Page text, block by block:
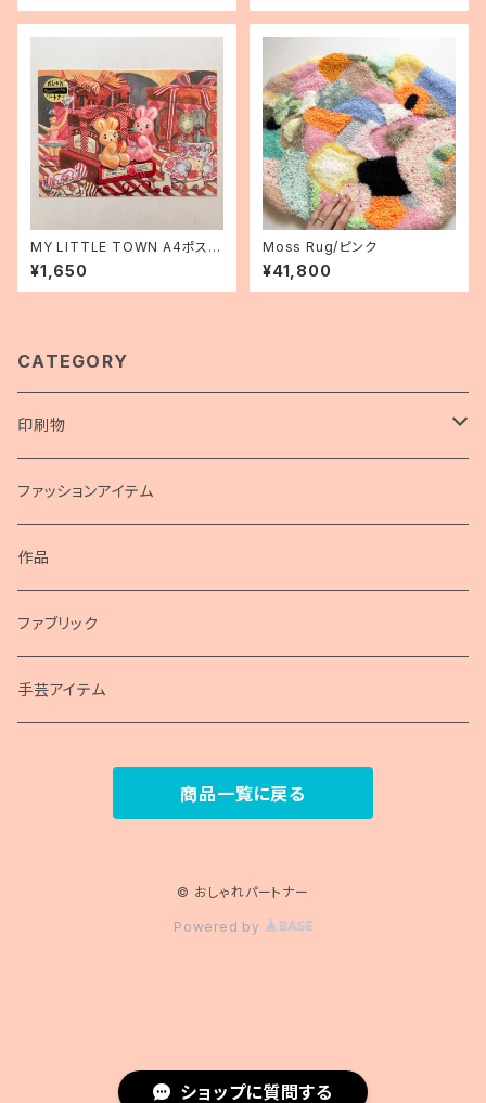
ショップに質問する
MY LITTLE TOWN A4ポスタ
ー
¥1,650
Moss Rug/ピンク
¥41,800
CATEGORY
印刷物
画集
ポスター
包装紙
ファッションアイテム
作品
ファブリック
手芸アイテム
商品一覧に戻る
© おしゃれパートナー
Powered by